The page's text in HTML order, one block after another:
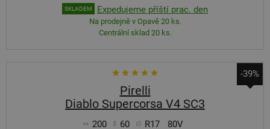
SKLADEM Expedujeme příští prac. den
Na prodejně v Opavě 20 ks.
Centrální sklad 20 ks.
-39%
Pirelli
Diablo Supercorsa V4 SC3
200 60 R17
80V